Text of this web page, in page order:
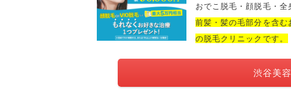
おでこ脱毛・顔脱毛・
前髪・髪の毛部分を含む
の脱毛クリニック です。
渋谷美